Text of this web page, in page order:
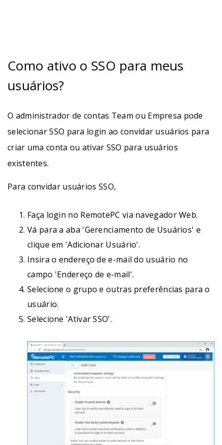
Como ativo o SSO para meus
usuários?
O administrador de contas Team ou Empresa pode
selecionar SSO para login ao convidar usuários para
criar uma conta ou ativar SSO para usuários
existentes.
Para convidar usuários SSO,
Faça login no RemotePC via navegador Web.
Vá para a aba 'Gerenciamento de Usuários' e
clique em 'Adicionar Usuário'.
Insira o endereço de e-mail do usuário no
campo 'Endereço de e-mail'.
Selecione o grupo e outras preferências para o
usuário.
Selecione 'Ativar SSO'.